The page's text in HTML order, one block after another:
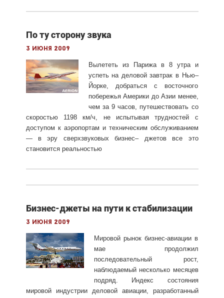
По ту сторону звука
3 июня 2009
Вылететь из Парижа в 8 утра и
успеть на деловой завтрак в Нью–
Йорке, добраться с восточного
побережья Америки до Азии менее,
чем за 9 часов, путешествовать со
скоростью 1198 км/ч, не испытывая трудностей с
доступом к аэропортам и техническим обслуживанием
— в эру сверхзвуковых бизнес– джетов все это
становится реальностью
Бизнес-джеты на пути к стабилизации
3 июня 2009
Мировой рынок бизнес-авиации в
мае продолжил
последовательный рост,
наблюдаемый несколько месяцев
подряд. Индекс состояния
мировой индустрии деловой авиации, разработанный